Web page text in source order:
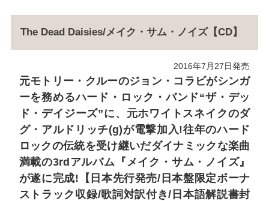
The Dead Daisies/メイク・サム・ノイズ【CD】
2016年7月27日発売
元モトリー・クルーのジョン・コラビがシンガ
ーを務めるハード・ロック・バンド“ザ・デッ
ド・デイジーズ”に、元ホワイトスネイクのダ
グ・アルドリッチ(g)が電撃加入!往年のハード
ロックの伝統を受け継いだダイナミックな楽曲
満載の3rdアルバム『メイク・サム・ノイズ』
が遂に完成!【日本先行発売/日本盤限定ボーナ
ストラック収録/歌詞対訳付き/日本語解説書封